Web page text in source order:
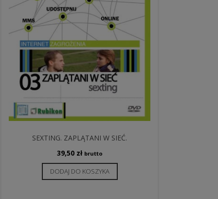
SEXTING. ZAPLĄTANI W SIEĆ.
39,50 zł brutto
DODAJ DO KOSZYKA